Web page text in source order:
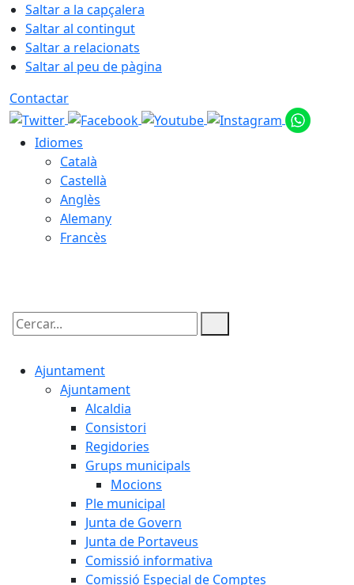
Saltar a la capçalera
Saltar al contingut
Saltar a relacionats
Saltar al peu de pàgina
Contactar
Idiomes
Català
Castellà
Anglès
Alemany
Francès
Cercar:
Ajuntament
Ajuntament
Alcaldia
Consistori
Regidories
Grups municipals
Mocions
Ple municipal
Junta de Govern
Junta de Portaveus
Comissió informativa
Comissió Especial de Comptes